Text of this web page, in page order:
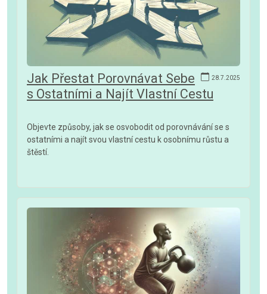
28.7.2025
Jak Přestat Porovnávat Sebe
s Ostatními a Najít Vlastní Cestu
Objevte způsoby, jak se osvobodit od porovnávání se s
ostatními a najít svou vlastní cestu k osobnímu růstu a
štěstí.